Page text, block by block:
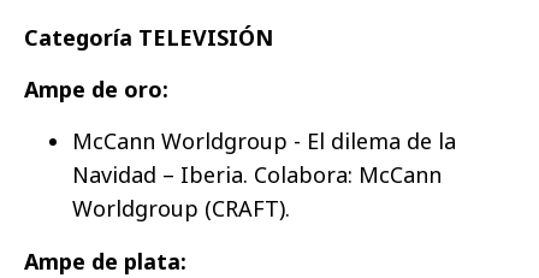
Categoría TELEVISIÓN
Ampe de oro:
McCann Worldgroup - El dilema de la
Navidad – Iberia. Colabora: McCann
Worldgroup (CRAFT).
Ampe de plata: